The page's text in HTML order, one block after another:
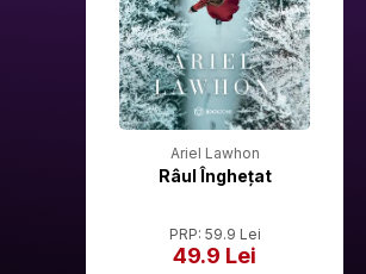
Ariel Lawhon
Râul Înghețat
PRP: 59.9 Lei
49.9 Lei